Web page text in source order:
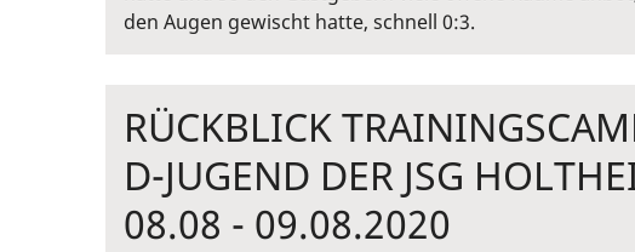
den Augen gewischt hatte, schnell 0:3.
RÜCKBLICK
D-JUGEND DER JSG
08.08 - 09.08.2020